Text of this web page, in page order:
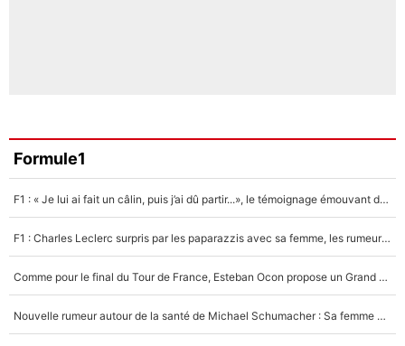
Formule1
F1 : « Je lui ai fait un câlin, puis j’ai dû partir...», le témoignage émouvant de Max Verstappen sur sa fille
F1 : Charles Leclerc surpris par les paparazzis avec sa femme, les rumeurs étaient vraies !
Comme pour le final du Tour de France, Esteban Ocon propose un Grand Prix de Formule 1 à Paris : «Autour de l’Arc de Triomphe, ce serait génial» !
Nouvelle rumeur autour de la santé de Michael Schumacher : Sa femme Corinna sort du silence